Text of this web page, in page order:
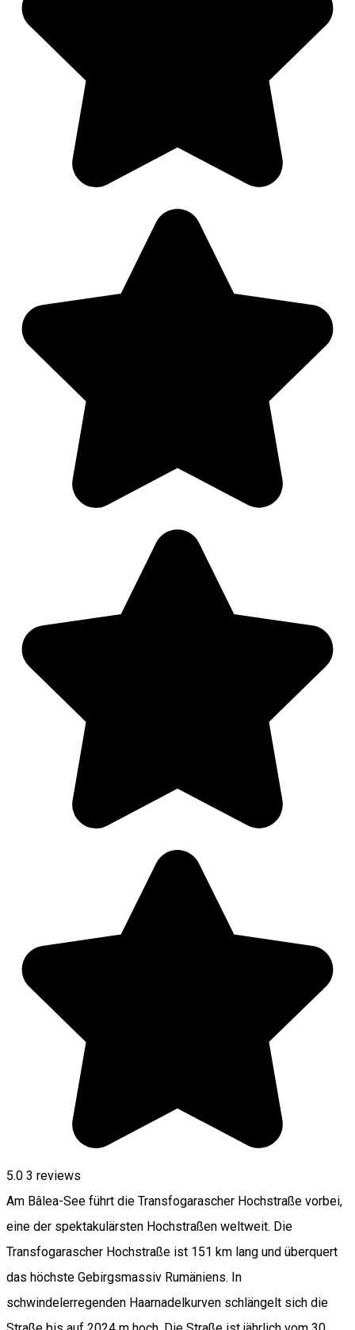
5.0 3 reviews
Am Bâlea-See führt die Transfogarascher Hochstraße vorbei,
eine der spektakulärsten Hochstraßen weltweit. Die
Transfogarascher Hochstraße ist 151 km lang und überquert
das höchste Gebirgsmassiv Rumäniens. In
schwindelerregenden Haarnadelkurven schlängelt sich die